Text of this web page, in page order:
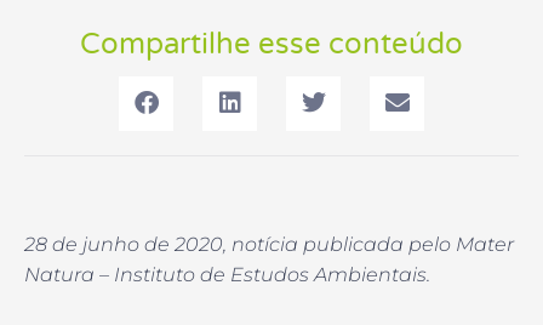
Compartilhe esse conteúdo
28 de junho de 2020, notícia publicada pelo Mater
Natura – Instituto de Estudos Ambientais.